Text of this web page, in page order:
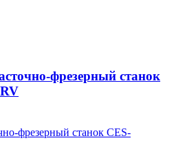
фрезерный станок
фрезерный станок CES-